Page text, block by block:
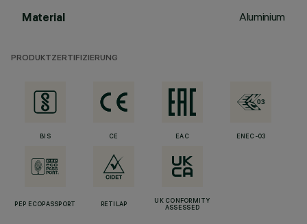
Material Aluminium
PRODUKTZERTIFIZIERUNG
BIS CE EAC ENEC-03
PEP ECOPASSPORT RETILAP
UK CONFORMITY
ASSESSED